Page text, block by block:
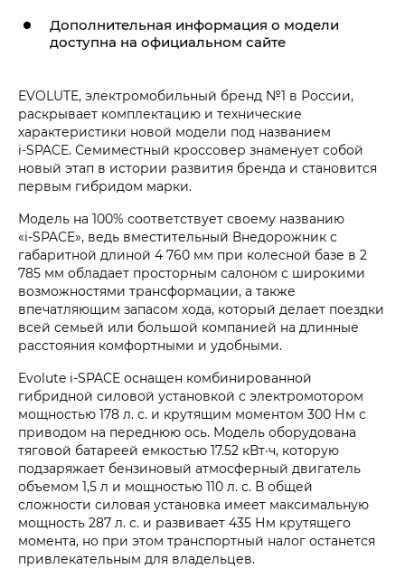
Дополнительная информация о модели
доступна на официальном сайте
EVOLUTE, электромобильный бренд №1 в России,
раскрывает комплектацию и технические
характеристики новой модели под названием
i‑SPACE. Семиместный кроссовер знаменует собой
новый этап в истории развития бренда и становится
первым гибридом марки.
Модель на 100% соответствует своему названию
«i‑SPACE», ведь вместительный Внедорожник с
габаритной длиной 4 760 мм при колесной базе в 2
785 мм обладает просторным салоном с широкими
возможностями трансформации, а также
впечатляющим запасом хода, который делает поездки
всей семьей или большой компанией на длинные
расстояния комфортными и удобными.
Evolute i‑SPACE оснащен комбинированной
гибридной силовой установкой с электромотором
мощностью 178 л. с. и крутящим моментом 300 Нм с
приводом на переднюю ось. Модель оборудована
тяговой батареей емкостью 17.52 кВт·ч, которую
подзаряжает бензиновый атмосферный двигатель
объемом 1,5 л и мощностью 110 л. с. В общей
сложности силовая установка имеет максимальную
мощность 287 л. с. и развивает 435 Нм крутящего
момента, но при этом транспортный налог останется
привлекательным для владельцев.